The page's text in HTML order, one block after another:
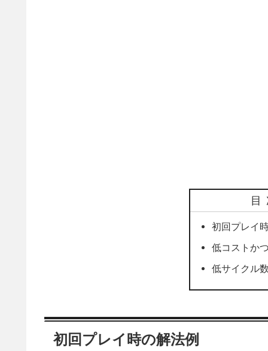
初回プレイ
低コストか
低サイクル
初回プレイ時の解法例